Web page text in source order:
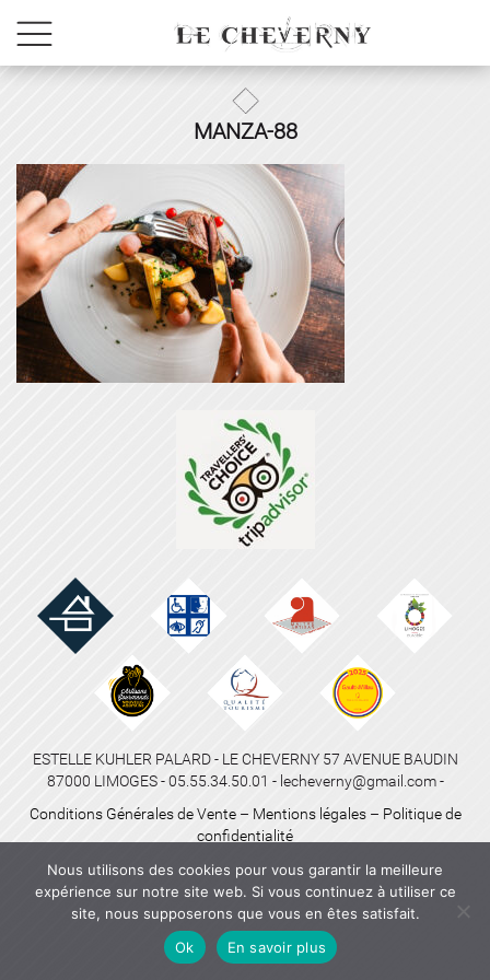
MANZA-88
ESTELLE KUHLER PALARD - LE CHEVERNY 57 AVENUE BAUDIN
87000 LIMOGES - 05.55.34.50.01 - lecheverny@gmail.com -
Conditions Générales de Vente– Mentions légales– Politique de
confidentialité
Nous utilisons des cookies pour vous garantir la meilleure
expérience sur notre site web. Si vous continuez à utiliser ce
site, nous supposerons que vous en êtes satisfait.
Ok
En savoir plus